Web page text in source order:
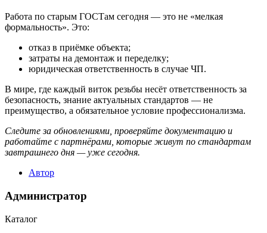
Работа по старым ГОСТам сегодня — это не «мелкая
формальность». Это:
отказ в приёмке объекта;
затраты на демонтаж и переделку;
юридическая ответственность в случае ЧП.
В мире, где каждый виток резьбы несёт ответственность за
безопасность, знание актуальных стандартов — не
преимущество, а обязательное условие профессионализма.
Следите за обновлениями, проверяйте документацию и
работайте с партнёрами, которые живут по стандартам
завтрашнего дня — уже сегодня.
Автор
Администратор
Каталог